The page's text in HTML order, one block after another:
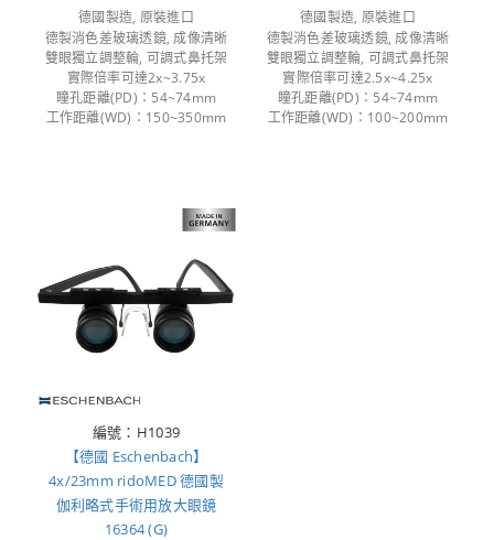
德國製造, 原裝進口
德製消色差玻璃透鏡, 成像清晰
雙眼獨立調整輪, 可調式鼻托架
實際倍率可達2x~3.75x
瞳孔距離(PD)：54~74mm
工作距離(WD)：150~350mm
德國製造, 原裝進口
德製消色差玻璃透鏡, 成像清晰
雙眼獨立調整輪, 可調式鼻托架
實際倍率可達2.5x~4.25x
瞳孔距離(PD)：54~74mm
工作距離(WD)：100~200mm
編號：H1039
【德國 Eschenbach】
4x/23mm ridoMED 德國製
伽利略式手術用放大眼鏡
16364 (G)